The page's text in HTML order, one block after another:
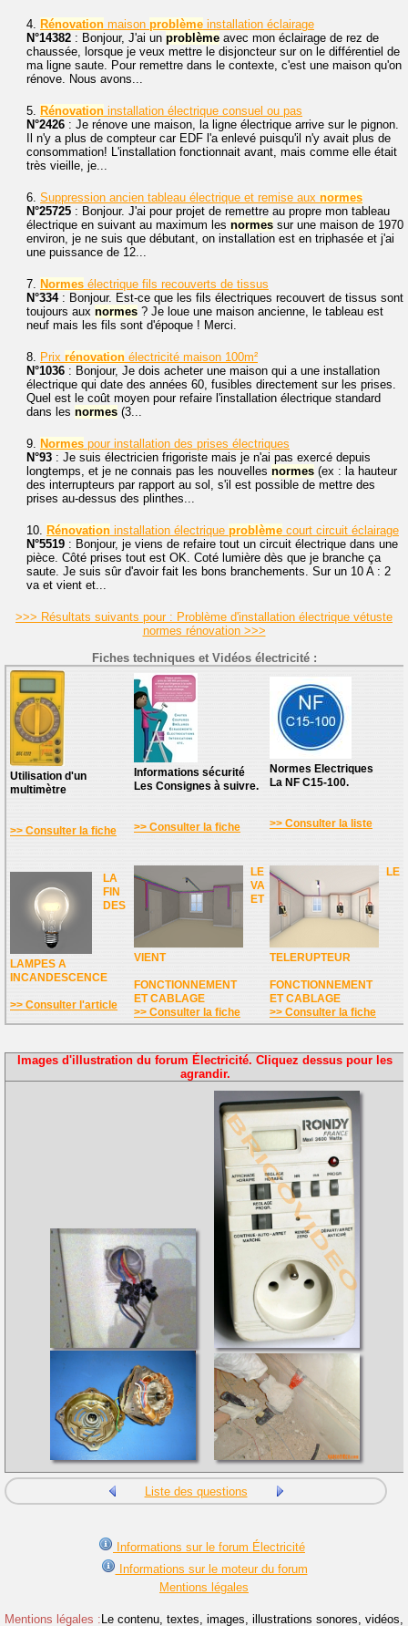
4. Rénovation maison problème installation éclairage
N°14382 : Bonjour, J'ai un problème avec mon éclairage de rez de
chaussée, lorsque je veux mettre le disjoncteur sur on le différentiel de
ma ligne saute. Pour remettre dans le contexte, c'est une maison qu'on
rénove. Nous avons...
5. Rénovation installation électrique consuel ou pas
N°2426 : Je rénove une maison, la ligne électrique arrive sur le pignon.
Il n'y a plus de compteur car EDF l'a enlevé puisqu'il n'y avait plus de
consommation! L'installation fonctionnait avant, mais comme elle était
très vieille, je...
6. Suppression ancien tableau électrique et remise aux normes
N°25725 : Bonjour. J'ai pour projet de remettre au propre mon tableau
électrique en suivant au maximum les normes sur une maison de 1970
environ, je ne suis que débutant, on installation est en triphasée et j'ai
une puissance de 12...
7. Normes électrique fils recouverts de tissus
N°334: Bonjour. Est-ce que les fils électriques recouvert de tissus sont
toujours aux normes ? Je loue une maison ancienne, le tableau est
neuf mais les fils sont d'époque ! Merci.
8. Prix rénovation électricité maison 100m²
N°1036 : Bonjour, Je dois acheter une maison qui a une installation
électrique qui date des années 60, fusibles directement sur les prises.
Quel est le coût moyen pour refaire l'installation électrique standard
dans les normes (3...
9. Normes pour installation des prises électriques
N°93 : Je suis électricien frigoriste mais je n'ai pas exercé depuis
longtemps, et je ne connais pas les nouvelles normes (ex : la hauteur
des interrupteurs par rapport au sol, s'il est possible de mettre des
prises au-dessus des plinthes...
10. Rénovation installation électrique problème court circuit éclairage
N°5519 : Bonjour, je viens de refaire tout un circuit électrique dans une
pièce. Côté prises tout est OK. Coté lumière dès que je branche ça
saute. Je suis sûr d'avoir fait les bons branchements. Sur un 10 A : 2
va et vient et...
>>> Résultats suivants pour : Problème d'installation électrique vétuste
normes rénovation >>>
Fiches techniques et Vidéos électricité :
Utilisation d'un
multimètre
>> Consulter la fiche
Informations sécurité
Les Consignes à suivre.
>> Consulter la fiche
Normes Electriques
La NF C15-100.
>> Consulter la liste
LA
FIN
DES
LAMPES A
INCANDESCENCE
>> Consulter l'article
LE
VA
ET
VIENT
FONCTIONNEMENT
ET CABLAGE
>> Consulter la fiche
LE
TELERUPTEUR
FONCTIONNEMENT
ET CABLAGE
>> Consulter la fiche
Images d'illustration du forum Électricité. Cliquez dessus pour les
agrandir.
Liste des questions
Informations sur le forum Électricité
Informations sur le moteur du forum
Mentions légales
Mentions légales : Le contenu, textes, images, illustrations sonores, vidéos,